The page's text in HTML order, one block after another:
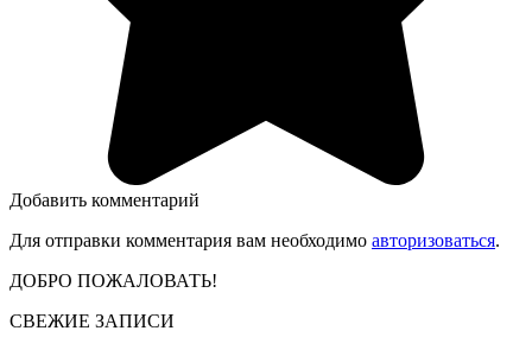
Добавить комментарий
Для отправки комментария вам необходимо авторизоваться.
ДОБРО ПОЖАЛОВАТЬ!
СВЕЖИЕ ЗАПИСИ